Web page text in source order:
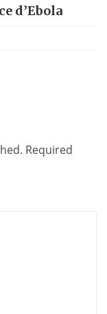
d’Ebola
Required